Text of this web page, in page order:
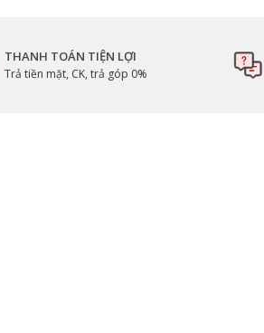
THANH TOÁN TIỆN LỢI
Trả tiền mặt, CK, trả góp 0%